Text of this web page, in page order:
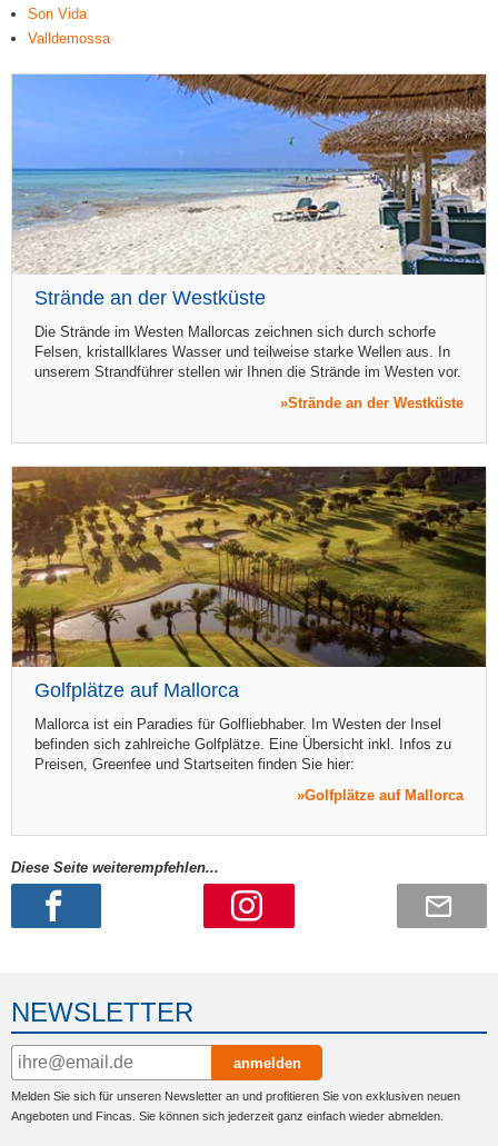
Son Vida
Valldemossa
Strände an der Westküste
Die Strände im Westen Mallorcas zeichnen sich durch schorfe
Felsen, kristallklares Wasser und teilweise starke Wellen aus. In
unserem Strandführer stellen wir Ihnen die Strände im Westen vor.
Strände an der Westküste
Golfplätze auf Mallorca
Mallorca ist ein Paradies für Golfliebhaber. Im Westen der Insel
befinden sich zahlreiche Golfplätze. Eine Übersicht inkl. Infos zu
Preisen, Greenfee und Startseiten finden Sie hier:
Golfplätze auf Mallorca
Diese Seite weiterempfehlen...
NEWSLETTER
anmelden
Melden Sie sich für unseren Newsletter an und profitieren Sie von exklusiven neuen
Angeboten und Fincas. Sie können sich jederzeit ganz einfach wieder abmelden.